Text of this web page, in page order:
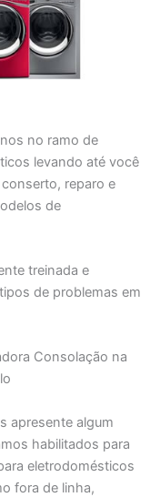
no ramo de
levando até você
reparo e
de
treinada e
de problemas em
Consolação na
apresente algum
habilitados para
eletrodomésticos
fora de linha,